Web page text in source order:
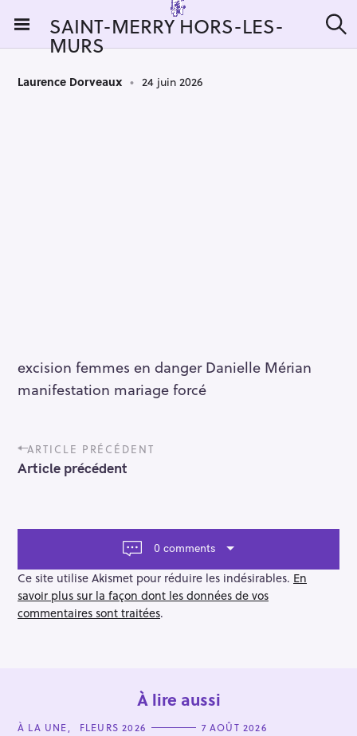
i
SAINT-MERRY HORS-LES-
MURS e
Laurence Dorveaux 24 juin 2026
excision femmes en danger Danielle Mérian
manifestation mariage forcé
P
o
s
a
g
a
t
i
ARTICLE PRÉCÉDENT
Article précédent
0 comments
Ce site utilise Akismet pour réduire les indésirables. En
savoir plus sur la façon dont les données de vos
commentaires sont traitées.
À lire aussi
C
À LA UNE FLEURS 2026 7 AOÛT 2026